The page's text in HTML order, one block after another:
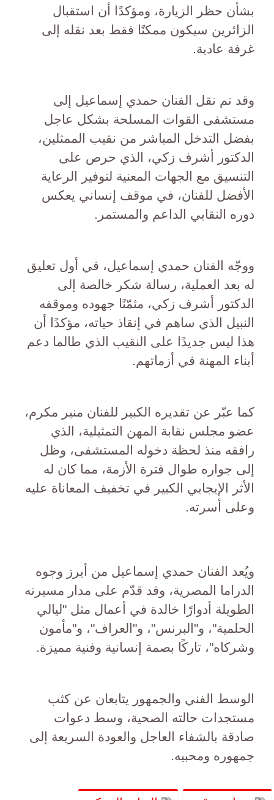
بشأن حظر الزيارة، ومؤكدًا أن استقبال
الزائرين سيكون ممكنًا فقط بعد نقله إلى
غرفة عادية.
وقد تم نقل الفنان حمدي إسماعيل إلى
مستشفى القوات المسلحة بشكل عاجل
بفضل التدخل المباشر من نقيب الممثلين،
الدكتور أشرف زكي، الذي حرص على
التنسيق مع الجهات المعنية لتوفير الرعاية
الأفضل للفنان، في موقف إنساني يعكس
دوره النقابي الداعم والمستمر.
ووجّه الفنان حمدي إسماعيل، في أول تعليق
له بعد العملية، رسالة شكر خالصة إلى
الدكتور أشرف زكي، مثمّنًا جهوده وموقفه
النبيل الذي ساهم في إنقاذ حياته، مؤكدًا أن
هذا ليس جديدًا على النقيب الذي طالما دعم
أبناء المهنة في أزماتهم.
كما عبّر عن تقديره الكبير للفنان منير مكرم،
عضو مجلس نقابة المهن التمثيلية، الذي
رافقه منذ لحظة دخوله المستشفى، وظل
إلى جواره طوال فترة الأزمة، مما كان له
الأثر الإيجابي الكبير في تخفيف المعاناة عليه
وعلى أسرته.
ويُعد الفنان حمدي إسماعيل من أبرز وجوه
الدراما المصرية، وقد قدّم على مدار مسيرته
الطويلة أدوارًا خالدة في أعمال مثل "ليالي
الحلمية"، و"البرنس"، و"العراف"، و"مأمون
وشركاه"، تاركًا بصمة إنسانية وفنية مميزة.
الوسط الفني والجمهور يتابعان عن كثب
مستجدات حالته الصحية، وسط دعوات
صادقة بالشفاء العاجل والعودة السريعة إلى
جمهوره ومحبيه.